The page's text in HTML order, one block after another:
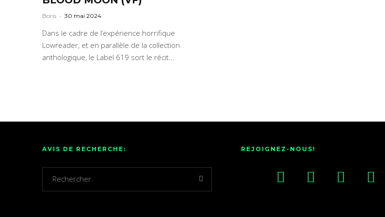
Boris · 30 mai 2024
Dans le cadre de l’expérience horrifique
Lowreader, et en parallèle de la collection
anthologique, le Label 619 sort le récit...
AVIS DE RECHERCHE: REJOIGNEZ-NOUS!